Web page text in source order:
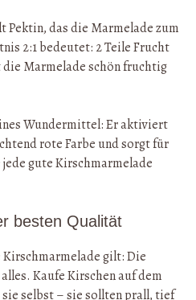
Pektin, das die Marmelade zum
2:1 bedeutet: 2 Teile Frucht
Marmelade schön fruchtig
Wundermittel: Er aktiviert
rote Farbe und sorgt für
gute Kirschmarmelade
besten Qualität
gilt: Die
Kaufe Kirschen auf dem
selbst – sie sollten prall, tief